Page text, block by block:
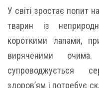
У світі зростає попит
тварин із
короткими лапами,
виряченими
супроводжується
здоров’ям і потребує